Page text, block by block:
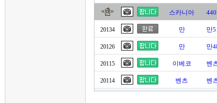
스카니아
20134 만 만
20126 만 만
20115 이베코 벤
20114 벤츠 벤